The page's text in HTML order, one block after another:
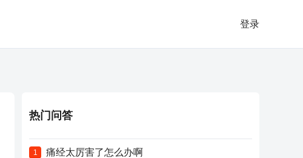
登录
热门问答
1 痛经太厉害了怎么办啊